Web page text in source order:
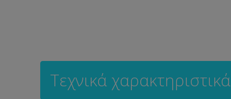
Τεχνικά χαρακτηριστικά